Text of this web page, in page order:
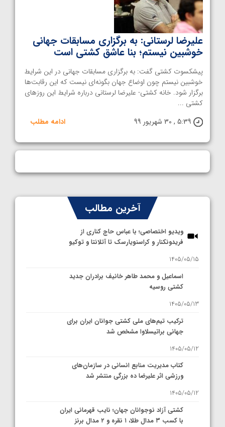
علیرضا لرستانی: به برگزاری مسابقات جهانی
خوشبین نیستم؛ بنا عاشق کشتی است
پیشکسوت کشتی گفت: به برگزاری مسابقات جهانی در این شرایط
خوشبین نیستم چون اوضاع جهان بگونه‌ای نیست که این رقابت‌ها
برگزار شود. خانه کشتی- علیرضا لرستانی درباره شرایط این روزهای
کشتی ...
5:39 , 30 شهریور 99
ادامه مطلب
آخرین مطالب
ویدیو اختصاصی؛ با عباس حاج کناری از
فریدونکنار و کراسنویارسک تا آتلانتا و توکیو
1405/05/15
اسماعیل و محمد طاهر خانیف برادران جدید
کشتی روسیه
1405/05/13
ترکیب تیم‌های ملی کشتی جوانان ایران برای
جهانی براتیسلاوا مشخص شد
1405/05/12
کتاب مدیریت منابع انسانی در سازمان‌های
ورزشی اثر علیرضا ده بزرگی منتشر شد
1405/05/12
کشتی آزاد نوجوانان جهان؛ نایب قهرمانی ایران
با کسب ۳ مدال طلا، ۱ نقره و ۲ مدال برنز